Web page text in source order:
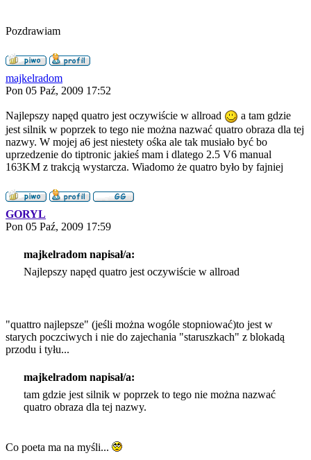
Pozdrawiam
majkelradom
Pon 05 Paź, 2009 17:52
Najlepszy napęd quatro jest oczywiście w allroad
a tam gdzie
jest silnik w poprzek to tego nie można nazwać quatro obraza dla tej
nazwy. W mojej a6 jest niestety ośka ale tak musiało być bo
uprzedzenie do tiptronic jakieś mam i dlatego 2.5 V6 manual
163KM z trakcją wystarcza. Wiadomo że quatro było by fajniej
GORYL
Pon 05 Paź, 2009 17:59
majkelradom napisał/a:
Najlepszy napęd quatro jest oczywiście w allroad
"quattro najlepsze" (jeśli można wogóle stopniować)to jest w
starych poczciwych i nie do zajechania "staruszkach" z blokadą
przodu i tyłu...
majkelradom napisał/a:
tam gdzie jest silnik w poprzek to tego nie można nazwać
quatro obraza dla tej nazwy.
Co poeta ma na myśli...